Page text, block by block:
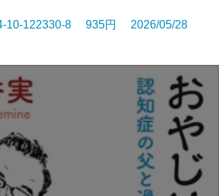
10-122330-8 935円 2026/05/28